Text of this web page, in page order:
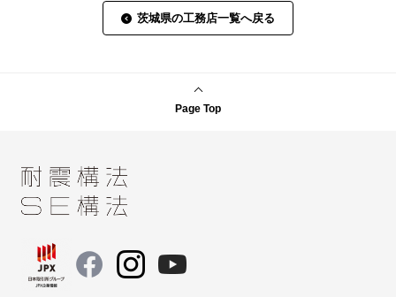
茨城県の工務店一覧へ戻る
Page Top